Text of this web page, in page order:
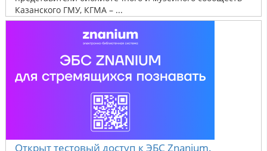
Казанского ГМУ, КГМА – ...
Открыт тестовый доступ к ЭБС Znanium.